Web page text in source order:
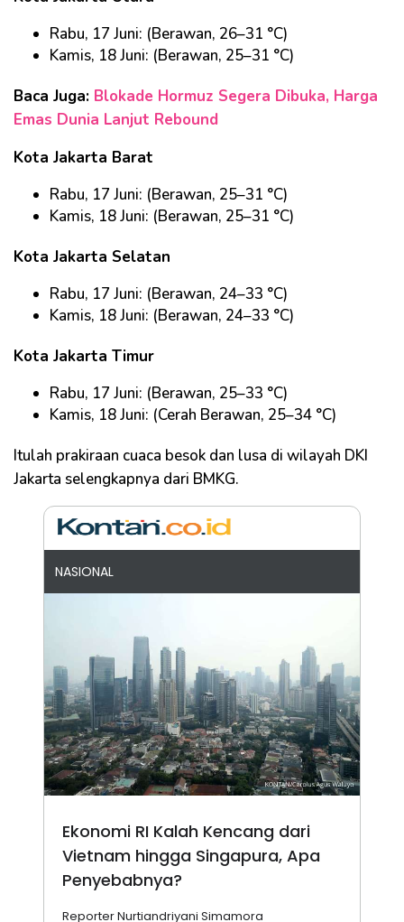
Rabu, 17 Juni: (Berawan, 26–31 °C)
Kamis, 18 Juni: (Berawan, 25–31 °C)
Baca Juga: Blokade Hormuz Segera Dibuka, Harga
Emas Dunia Lanjut Rebound
Kota Jakarta Barat
Rabu, 17 Juni: (Berawan, 25–31 °C)
Kamis, 18 Juni: (Berawan, 25–31 °C)
Kota Jakarta Selatan
Rabu, 17 Juni: (Berawan, 24–33 °C)
Kamis, 18 Juni: (Berawan, 24–33 °C)
Kota Jakarta Timur
Rabu, 17 Juni: (Berawan, 25–33 °C)
Kamis, 18 Juni: (Cerah Berawan, 25–34 °C)
Itulah prakiraan cuaca besok dan lusa di wilayah DKI
Jakarta selengkapnya dari BMKG.
NASIONAL
Ekonomi RI Kalah Kencang dari
Vietnam hingga Singapura, Apa
Penyebabnya?
Reporter Nurtiandriyani Simamora